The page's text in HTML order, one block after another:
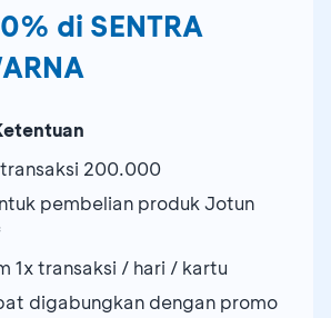
di SENTRA
200.000
pembelian produk Jotun
1x transaksi / hari / kartu
digabungkan dengan promo